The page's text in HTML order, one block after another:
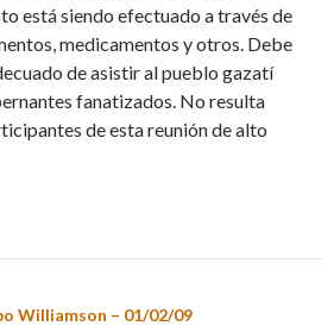
está siendo efectuado a través de
medicamentos y otros. Debe
de asistir al pueblo gazatí
fanatizados. No resulta
de esta reunión de alto
Williamson – 01/02/09